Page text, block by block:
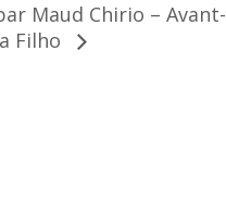
Maud Chirio – Avant-
Filho